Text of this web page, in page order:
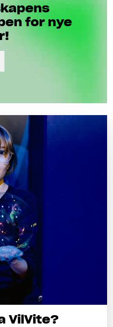
for nye
VilVite?